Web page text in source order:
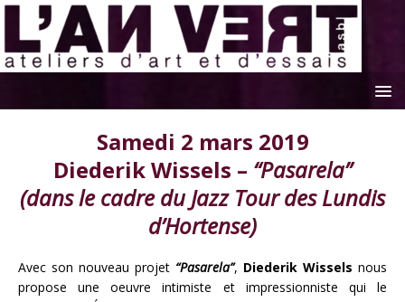
Samedi 2 mars 2019
Diederik Wissels – “Pasarela”
(dans le cadre du Jazz Tour des Lundis
d’Hortense)
Avec son nouveau projet “Pasarela”, Diederik Wissels nous
propose une oeuvre intimiste et impressionniste qui le